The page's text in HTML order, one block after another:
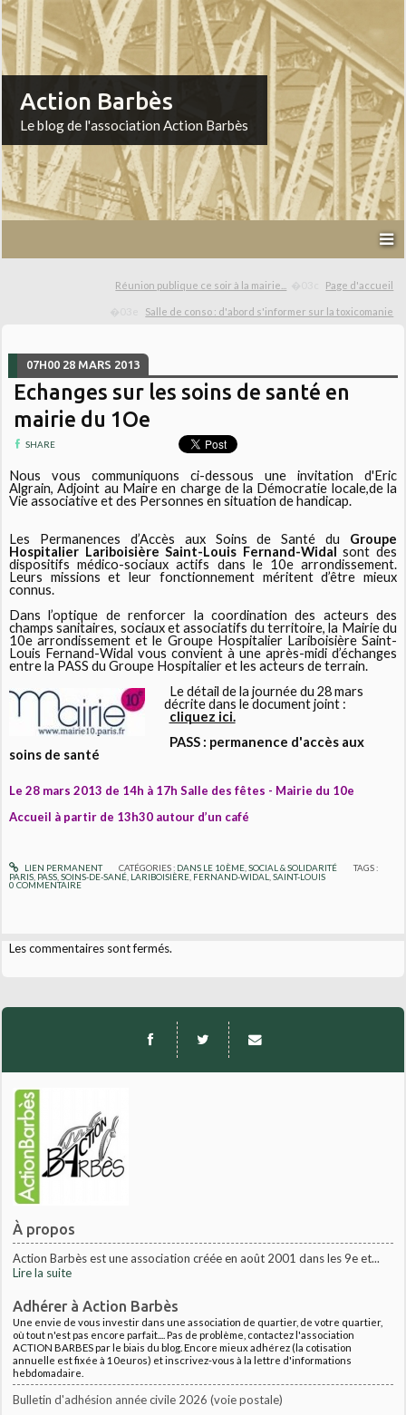
À propos
Action Barbès est une association créée en août 2001 dans les 9e et...
Lire la suite
Adhérer à Action Barbès
Une envie de vous investir dans une association de quartier, de votre quartier,
où tout n'est pas encore parfait.... Pas de problème, contactez l'association
ACTION BARBES par le biais du blog. Encore mieux adhérez (la cotisation
annuelle est fixée à 10euros) et inscrivez-vous à la lettre d'informations
hebdomadaire.
Bulletin d'adhésion année civile 2026 (voie postale)
Action Barbès
Le blog de l'association Action Barbès
Réunion publique ce soir à la mairie... Page d'accueil
Salle de conso : d'abord s'informer sur la toxicomanie
07H00 28 MARS 2013
Echanges sur les soins de santé en
mairie du 1Oe
SHARE
Nous vous communiquons ci-dessous une invitation d'Eric
Algrain, Adjoint au Maire en charge de la Démocratie locale,de la
Vie associative et des Personnes en situation de handicap.
Les Permanences d’Accès aux Soins de Santé du Groupe
Hospitalier Lariboisière Saint-Louis Fernand-Widal sont des
dispositifs médico-sociaux actifs dans le 10e arrondissement.
Leurs missions et leur fonctionnement méritent d’être mieux
connus.
Dans l’optique de renforcer la coordination des acteurs des
champs sanitaires, sociaux et associatifs du territoire, la Mairie du
10e arrondissement et le Groupe Hospitalier Lariboisière Saint-
Louis Fernand-Widal vous convient à une après-midi d’échanges
entre la PASS du Groupe Hospitalier et les acteurs de terrain.
Le détail de la journée du 28 mars
décrite dans le document joint :
cliquez ici.
PASS : permanence d'accès aux
soins de santé
Le 28 mars 2013 de 14h à 17h Salle des fêtes - Mairie du 10e
Accueil à partir de 13h30 autour d’un café
LIEN PERMANENT CATÉGORIES : DANS LE 10ÈME, SOCIAL & SOLIDARITÉ
TAGS :
PARIS PASS ,SOINS-DE-SANÉ LARIBOISIÈRE FERNAND-WIDAL ,SAINT-LOUIS
0 COMMENTAIRE
Les commentaires sont fermés.